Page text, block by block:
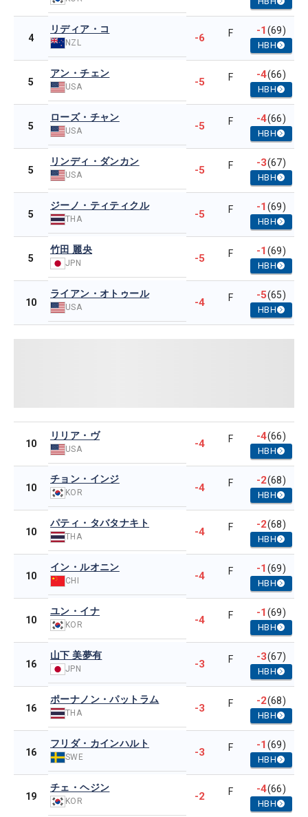
4
リディア・コ
NZL -6 F -1(69)
HBH
5
アン・チェン
USA -5 F -4(66)
HBH
5
ローズ・チャン
USA -5 F -4(66)
HBH
5
リンディ・ダンカン
USA -5 F -3(67)
HBH
5
ジーノ・ティティクル
THA -5 F -1(69)
HBH
5
竹田 麗央
JPN -5 F -1(69)
HBH
10
ライアン・オトゥール
USA -4 F -5(65)
HBH
10
リリア・ヴ
USA -4 F -4(66)
HBH
10
チョン・インジ
KOR -4 F -2(68)
HBH
10
パティ・タバタナキト
THA -4 F -2(68)
HBH
10
イン・ルオニン
CHI -4 F -1(69)
HBH
10
ユン・イナ
KOR -4 F -1(69)
HBH
16
山下 美夢有
JPN -3 F -3(67)
HBH
16
ポーナノン・パットラム
THA -3 F -2(68)
HBH
16
フリダ・カインハルト
SWE -3 F -1(69)
HBH
19
チェ・ヘジン
KOR -2 F -4(66)
HBH